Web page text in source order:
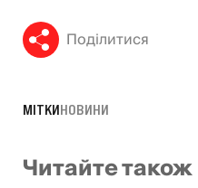
Поділитися
МІТКИНОВИНИ
Читайте також